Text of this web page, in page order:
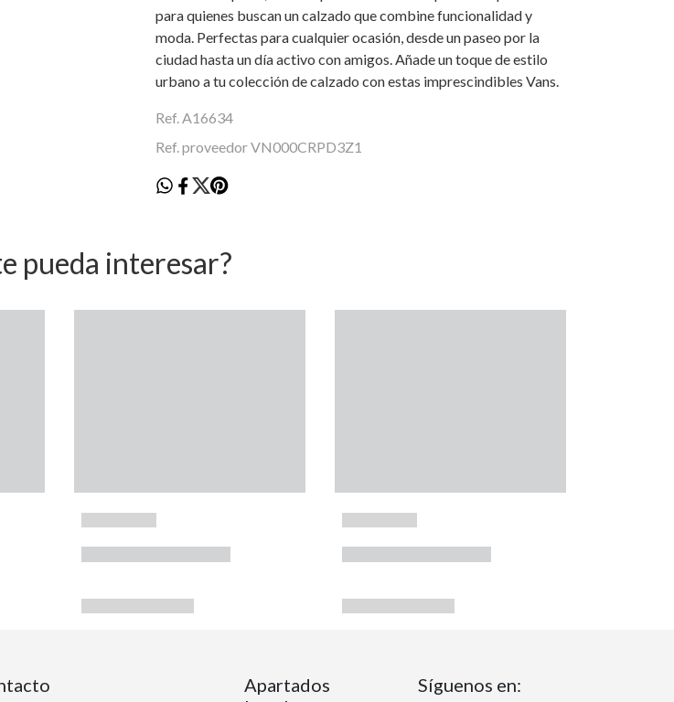
para quienes buscan un calzado que combine funcionalidad y
moda. Perfectas para cualquier ocasión, desde un paseo por la
ciudad hasta un día activo con amigos. Añade un toque de estilo
urbano a tu colección de calzado con estas imprescindibles Vans.
Ref. A16634
Ref. proveedor VN000CRPD3Z1
pueda interesar?
Apartados
Síguenos en: